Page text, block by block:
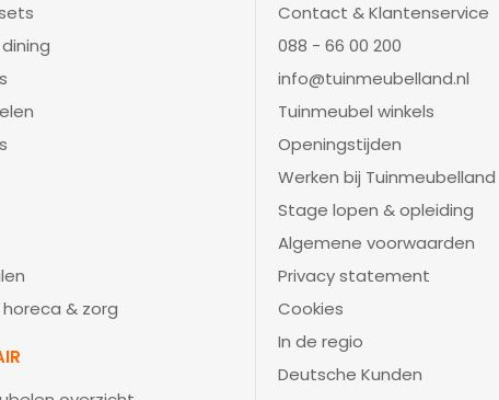
horeca & zorg
Contact & Klantenservice
088 - 66 00 200
info@tuinmeubelland.nl
Tuinmeubel winkels
Openingstijden
Werken bij Tuinmeubelland
Stage lopen & opleiding
Algemene voorwaarden
Privacy statement
Cookies
In de regio
Deutsche Kunden